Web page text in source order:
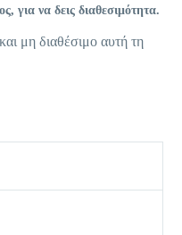
για να δεις διαθεσιμότητα.
μη διαθέσιμο αυτή τη